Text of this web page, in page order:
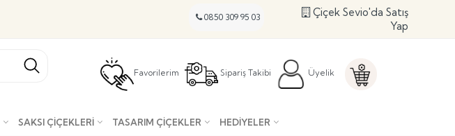
0850 309 95 03
Çiçek Sevio'da Satış
Yap
Favorilerim Sipariş Takibi Üyelik
SAKSI ÇIÇEKLERI TASARIM ÇIÇEKLER HEDIYELER